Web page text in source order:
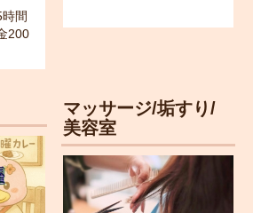
間
200
マッサージ/垢すり/
美容室